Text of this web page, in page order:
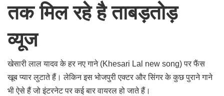
तक मिल रहे है ताबड़तोड़
व्यूज
खेसारी लाल यादव के हर नए गाने (Khesari Lal new song) पर फैंस
खूब प्यार लुटाते हैं। लेकिन इस भोजपुरी एक्टर और सिंगर के कुछ पुराने गाने
भी ऐसे हैं जो इंटरनेट पर कई बार वायरल हो जाते हैं।